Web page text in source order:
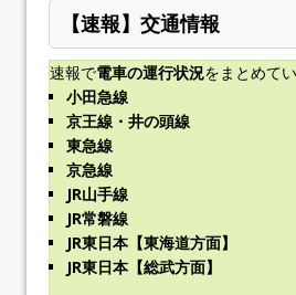
【速報】交通情報
速報で電車の運行状況をまとめて
小田急線
京王線・井の頭線
東急線
京急線
JR山手線
JR常磐線
JR東日本【東海道方面】
JR東日本【総武方面】